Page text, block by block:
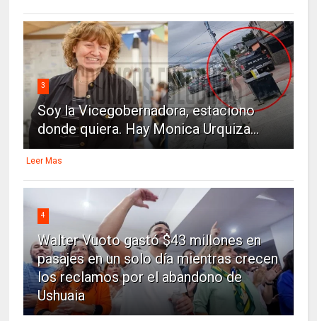
3
Soy la Vicegobernadora, estaciono
donde quiera. Hay Monica Urquiza...
Leer Mas
4
Walter Vuoto gastó $43 millones en
pasajes en un solo día mientras crecen
los reclamos por el abandono de
Ushuaia